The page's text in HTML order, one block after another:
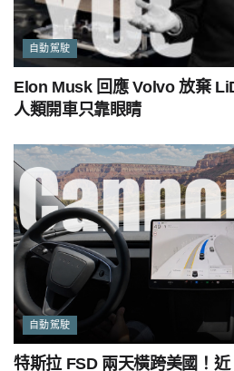
自動駕駛
Elon Musk 回應 Volvo 放棄
人類開車只靠眼睛
自動駕駛
特斯拉 FSD 兩天橫跨美國！